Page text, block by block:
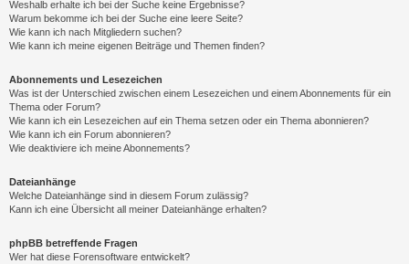
Weshalb erhalte ich bei der Suche keine Ergebnisse?
Warum bekomme ich bei der Suche eine leere Seite?
Wie kann ich nach Mitgliedern suchen?
Wie kann ich meine eigenen Beiträge und Themen finden?
Abonnements und Lesezeichen
Was ist der Unterschied zwischen einem Lesezeichen und einem Abonnements für ein
Thema oder Forum?
Wie kann ich ein Lesezeichen auf ein Thema setzen oder ein Thema abonnieren?
Wie kann ich ein Forum abonnieren?
Wie deaktiviere ich meine Abonnements?
Dateianhänge
Welche Dateianhänge sind in diesem Forum zulässig?
Kann ich eine Übersicht all meiner Dateianhänge erhalten?
phpBB betreffende Fragen
Wer hat diese Forensoftware entwickelt?